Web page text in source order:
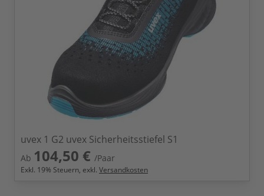
uvex 1 G2 uvex Sicherheitsstiefel S1
Ab 104,50 € /Paar
Exkl. 19% Steuern, exkl. Versandkosten